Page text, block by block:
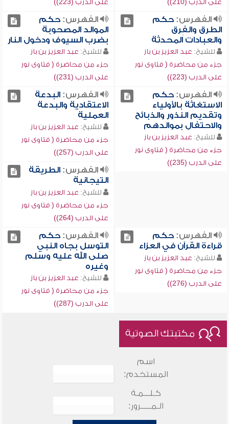
على الدرب (210))
على الدرب (223))
الفهرس:حكم
الطرق والفِرق
والعبادات المحدثة
للشيخ: عبد العزيز بن باز
جزء من محاضرة ( فتاوى نور
على الدرب (223))
الفهرس:حكم
الموالد المصحوبة
بضرب السيوف ودخول النار
للشيخ: عبد العزيز بن باز
جزء من محاضرة ( فتاوى نور
على الدرب (231))
الفهرس:حكم
الاستغاثة بالأولياء
وتقديم النذور والذبائح
والاحتفال بموالدهم
للشيخ: عبد العزيز بن باز
جزء من محاضرة ( فتاوى نور
على الدرب (235))
الفهرس:البدعة
الاعتقادية والبدعة
العملية
للشيخ: عبد العزيز بن باز
جزء من محاضرة ( فتاوى نور
على الدرب (257))
الفهرس:الطريقة
التيجانية
للشيخ: عبد العزيز بن باز
جزء من محاضرة ( فتاوى نور
على الدرب (264))
الفهرس:حكم
قراءة القرآن في العزاء
للشيخ: عبد العزيز بن باز
جزء من محاضرة ( فتاوى نور
على الدرب (276))
الفهرس:حكم
التوسل بجاه النبي
صلى الله عليه وسلم
وغيره
للشيخ: عبد العزيز بن باز
جزء من محاضرة ( فتاوى نور
على الدرب (287))
مكتبتك الصوتية
اسم
المستخدم:
كـلـــمـة
الـمـــــرور: